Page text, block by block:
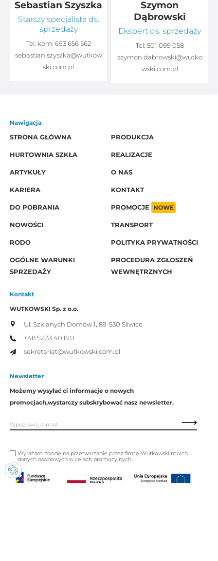
Sebastian Szyszka
Starszy specjalista ds.
sprzedaży
Tel. kom: 693 656 562
sebastian.szyszka@wutkow
ski.com.pl
Szymon
Dąbrowski
Ekspert ds. sprzedaży
Tel: 501 099 058
szymon.dabrowski@wutko
wski.com.pl
Nawigacja
STRONA GŁÓWNA
PRODUKCJA
HURTOWNIA SZKŁA REALIZACJE
ARTYKUŁY O NAS
KARIERA KONTAKT
DO POBRANIA PROMOCJE NOWE
NOWOŚCI TRANSPORT
RODO POLITYKA PRYWATNOŚCI
OGÓLNE WARUNKI
SPRZEDAŻY
PROCEDURA ZGŁOSZEŃ
WEWNĘTRZNYCH
Kontakt
WUTKOWSKI Sp. z o.o.
Ul. Szklanych Domów 1, 89-530 Śliwice
+48 52 33 40 810
sekretariat@wutkowski.com.pl
Newsletter
Możemy wysyłać ci informacje o nowych
promocjach,wystarczy subskrybować nasz newsletter.
Wyrażam zgodę na przetwarzanie przez firmę Wutkowski moich
danych osobowych w celach promocyjnych.